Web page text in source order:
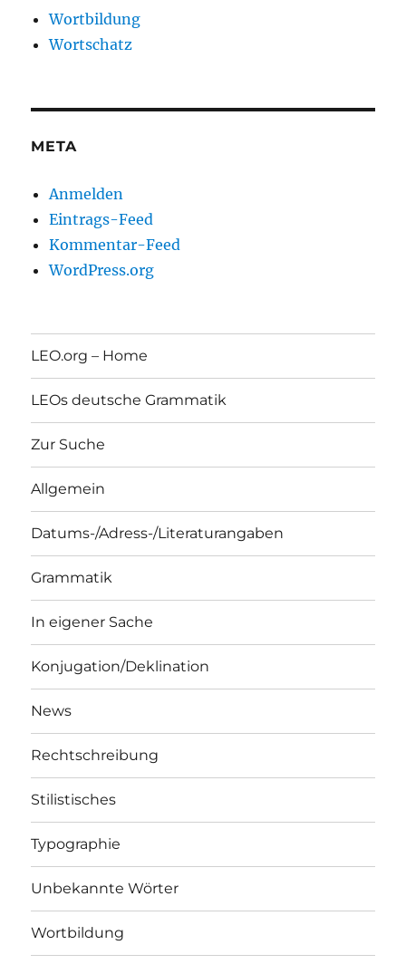
Wortbildung
Wortschatz
META
Anmelden
Eintrags-Feed
Kommentar-Feed
WordPress.org
LEO.org – Home
LEOs deutsche Grammatik
Zur Suche
Allgemein
Datums-/Adress-/Literaturangaben
Grammatik
In eigener Sache
Konjugation/Deklination
News
Rechtschreibung
Stilistisches
Typographie
Unbekannte Wörter
Wortbildung